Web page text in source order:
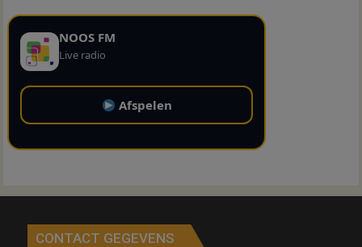
NOOS FM
Live radio
Afspelen
CONTACT GEGEVENS